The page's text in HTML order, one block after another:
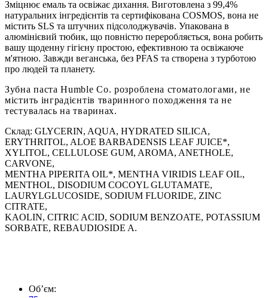
Зміцнює емаль та освіжає дихання. Виготовлена з 99,4%
натуральних інгредієнтів та сертифікована COSMOS, вона не
містить SLS та штучних підсолоджувачів. Упакована в
алюмінієвий тюбик, що повністю переробляється, вона робить
вашу щоденну гігієну простою, ефективною та освіжаюче
м'ятною. Завжди веганська, без PFAS та створена з турботою
про людей та планету.
Зубна паста Humble Co. розроблена стоматологами, не
містить інградієнтів тваринного походження та не
тестувалась на тваринах.
Склад: GLYCERIN, AQUA, HYDRATED SILICA,
ERYTHRITOL, ALOE BARBADENSIS LEAF JUICE*,
XYLITOL, CELLULOSE GUM, AROMA, ANETHOLE,
CARVONE,
MENTHA PIPERITA OIL*, MENTHA VIRIDIS LEAF OIL,
MENTHOL, DISODIUM COCOYL GLUTAMATE,
LAURYLGLUCOSIDE, SODIUM FLUORIDE, ZINC
CITRATE,
KAOLIN, CITRIC ACID, SODIUM BENZOATE, POTASSIUM
SORBATE, REBAUDIOSIDE A.
Обʼєм: